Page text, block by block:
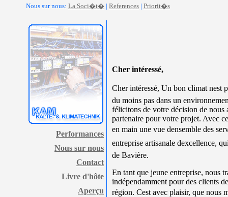
Nous sur nous: La Soci�t� | References | Priorit�s
Performances
Nous sur nous
Contact
Livre d'hôte
Aperçu
Cher intéressé,
Cher intéressé, Un bon climat nest
du moins pas dans un
félicitons de votre décision de nous
partenaire pour votre projet. Avec
en main une vue densemble des
entreprise artisanale dexcellence,
de Bavière.
En tant que jeune entreprise, nous
indépendamment pour des clients
région. Cest avec plaisir, que nous